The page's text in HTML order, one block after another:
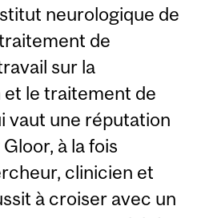
neurologique de
de
sur la
le traitement de
vaut une réputation
à la fois
clinicien et
à croiser avec un